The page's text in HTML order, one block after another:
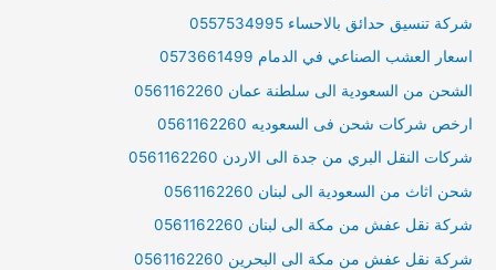
شركة تنسيق حدائق بالاحساء 0557534995
اسعار العشب الصناعي في الدمام 0573661499
الشحن من السعودية الى سلطنة عمان 0561162260
ارخص شركات شحن فى السعوديه 0561162260
شركات النقل البري من جدة الى الاردن 0561162260
شحن اثاث من السعودية الى لبنان 0561162260
شركة نقل عفش من مكة الى لبنان 0561162260
شركة نقل عفش من مكة الى البحرين 0561162260